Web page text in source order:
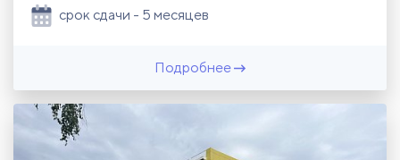
срок сдачи - 5 месяцев
Подробнее